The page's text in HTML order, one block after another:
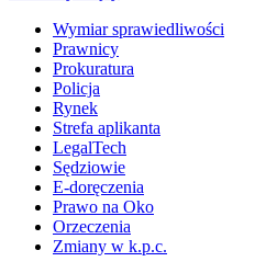
Wymiar sprawiedliwości
Prawnicy
Prokuratura
Policja
Rynek
Strefa aplikanta
LegalTech
Sędziowie
E-doręczenia
Prawo na Oko
Orzeczenia
Zmiany w k.p.c.